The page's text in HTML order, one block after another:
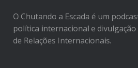
O Chutando a Escada é um
política internacional e
de Relações Internacionais.